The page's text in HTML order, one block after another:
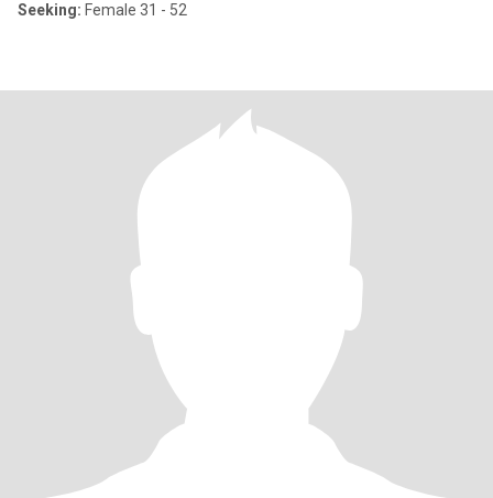
Seeking: Female 31 - 52